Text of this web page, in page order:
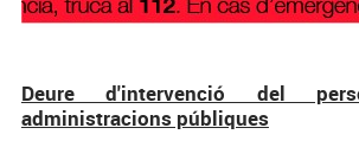
Deure d'intervenció del
administracions públiques